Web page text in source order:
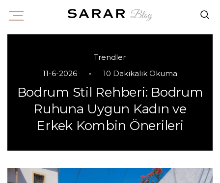
Trendler
11-6-2026
• 10 Dakikalık Okuma
Bodrum Stil Rehberi: Bodrum
Ruhuna Uygun Kadın ve
Erkek Kombin Önerileri